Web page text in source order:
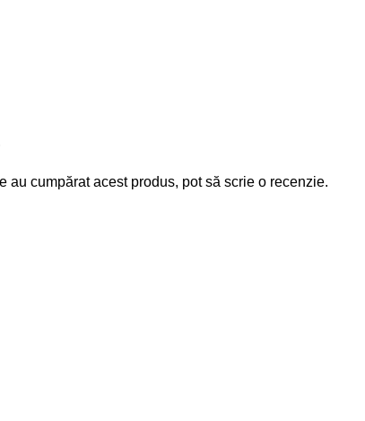
au cumpărat acest produs, pot să scrie o recenzie.